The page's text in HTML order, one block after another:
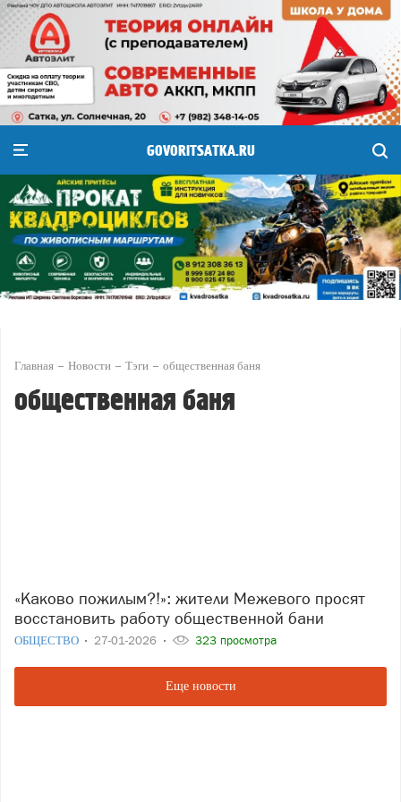
GOVORITSATKA.RU
Главная Новости Тэги общественная баня
общественная баня
«Каково пожилым?!»: жители Межевого просят
восстановить работу общественной бани
ОБЩЕСТВО 27-01-2026 323 просмотра
Еще новости